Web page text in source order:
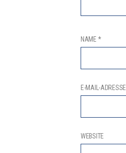
NAME *
E-MAIL-ADRESSE
WEBSITE